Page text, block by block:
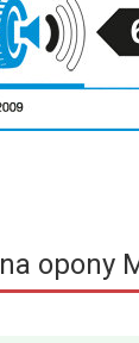
na opony